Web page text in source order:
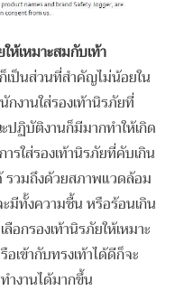
ห้เหมาะสมกับเท้า
เป็นส่วนที่สำคัญไม่น้อยใน
งานใส่รองเท้านิรภัยที่
ปฏิบัติงานก็มีมากทำให้เกิด
รใส่รองเท้านิรภัยที่คับเกิน
รวมถึงด้วยสภาพแวดล้อม
มีทั้งความชื้น หรือร้อนเกิน
อกรองเท้านิรภัยให้เหมาะ
เข้ากับทรงเท้าได้ดีก็จะ
ำงานได้มากขึ้น